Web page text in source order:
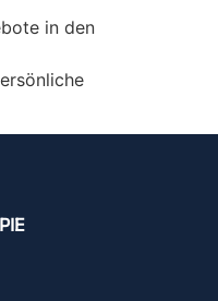
in den